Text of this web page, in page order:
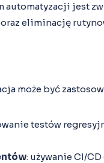
automatyzacji jest
eliminację
może być
testów
: używanie CI/